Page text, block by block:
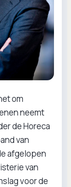
om
neemt
de Horeca
van
afgelopen
van
voor de